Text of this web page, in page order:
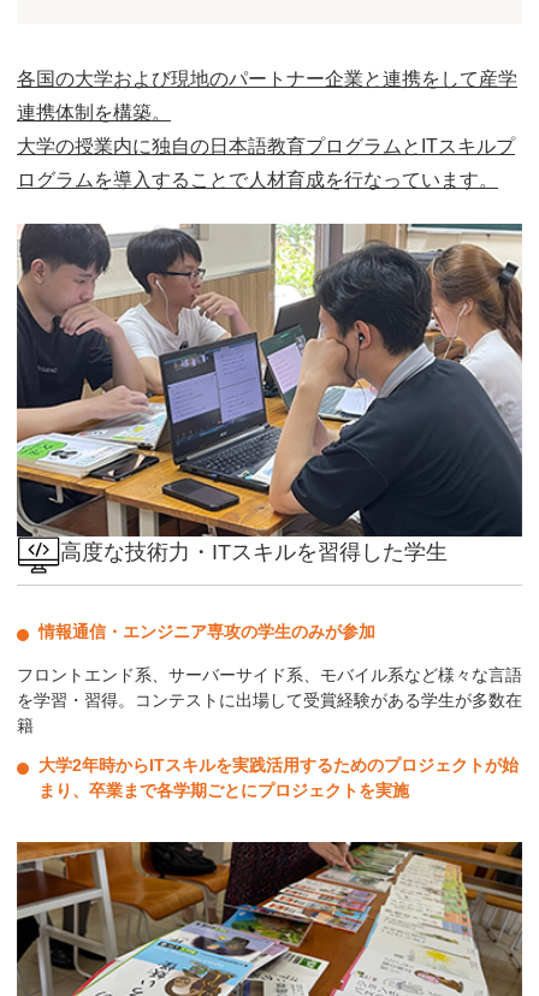
各国の大学および現地のパートナー企業と連携をして産学
連携体制を構築。
大学の授業内に独自の日本語教育プログラムとITスキルプ
ログラムを導入することで人材育成を行なっています。
高度な技術力・ITスキルを習得した学生
情報通信・エンジニア専攻の学生のみが参加
フロントエンド系、サーバーサイド系、モバイル系など様々な言語
を学習・習得。コンテストに出場して受賞経験がある学生が多数在
籍
大学2年時からITスキルを実践活用するためのプロジェクトが始
まり、卒業まで各学期ごとにプロジェクトを実施